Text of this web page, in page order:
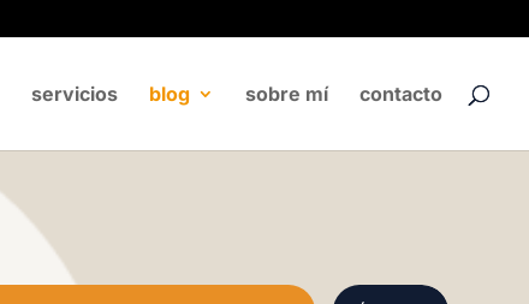
servicios blog sobre mí contacto